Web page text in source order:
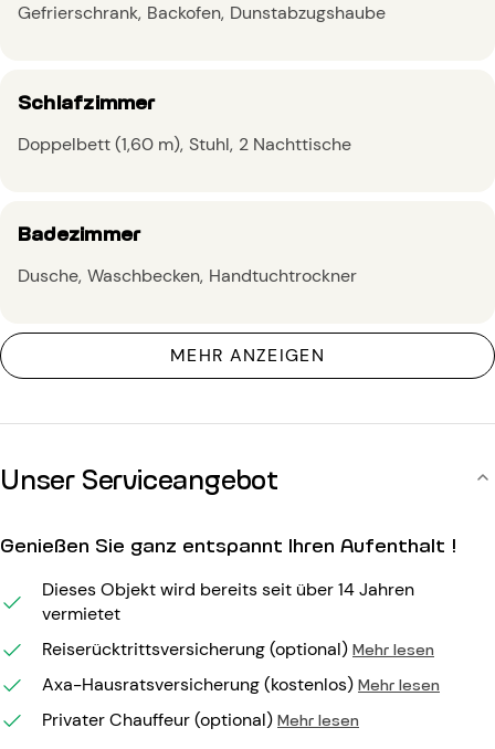
Gefrierschrank Backofen Dunstabzugshaube
Schlafzimmer
Doppelbett (1,60 m) Stuhl 2 Nachttische
Badezimmer
Dusche Waschbecken Handtuchtrockner
MEHR ANZEIGEN
Unser Serviceangebot
Genießen Sie ganz entspannt Ihren Aufenthalt !
Dieses Objekt wird bereits seit über 14 Jahren
vermietet
Reiserücktrittsversicherung (optional) Mehr lesen
Axa-Hausratsversicherung (kostenlos) Mehr lesen
Privater Chauffeur (optional) Mehr lesen